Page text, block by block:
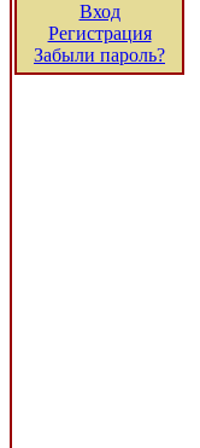
Вход
Регистрация
Забыли пароль?